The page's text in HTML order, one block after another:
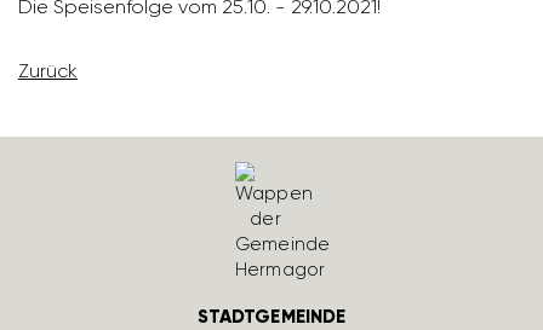
Die Spei­sen­folge vom 25.10. - 29.10.2021!
Zurück
STADTGEMEINDE